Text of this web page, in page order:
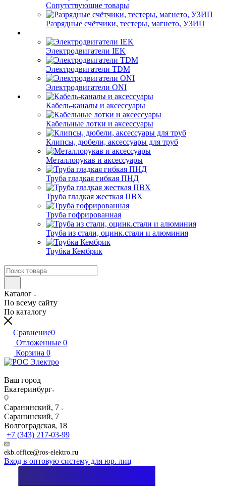
Сопутствующие товары
Разрядные счётчики, тестеры, магнето, УЗИП
Электродвигатели IEK
Электродвигатели TDM
Электродвигатели ONI
Кабель-каналы и аксессуары
Кабельные лотки и аксессуары
Клипсы, дюбели, аксессуары для труб
Металлорукав и аксессуары
Труба гладкая гибкая ПНД
Труба гладкая жесткая ПВХ
Труба гофрированная
Труба из стали, оцинк.стали и алюминия
Трубка Кембрик
Каталог
По всему сайту
По каталогу
Сравнение0
Отложенные 0
Корзина 0
Ваш город
Екатеринбург
Саранинский, 7
Саранинский, 7
Волгоградская, 18
+7 (343) 217-03-99
ekb.office@ros-elektro.ru
Вход в оптовую систему для юр. лиц